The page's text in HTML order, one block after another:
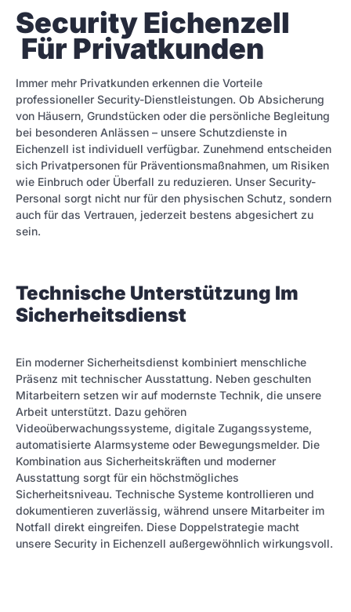
Security Eichenzell
Für Privatkunden
Immer mehr Privatkunden erkennen die Vorteile
professioneller Security-Dienstleistungen. Ob Absicherung
von Häusern, Grundstücken oder die persönliche Begleitung
bei besonderen Anlässen – unsere Schutzdienste in
Eichenzell ist individuell verfügbar. Zunehmend entscheiden
sich Privatpersonen für Präventionsmaßnahmen, um Risiken
wie Einbruch oder Überfall zu reduzieren. Unser Security-
Personal sorgt nicht nur für den physischen Schutz, sondern
auch für das Vertrauen, jederzeit bestens abgesichert zu
sein.
Technische Unterstützung Im
Sicherheitsdienst
Ein moderner Sicherheitsdienst kombiniert menschliche
Präsenz mit technischer Ausstattung. Neben geschulten
Mitarbeitern setzen wir auf modernste Technik, die unsere
Arbeit unterstützt. Dazu gehören
Videoüberwachungssysteme, digitale Zugangssysteme,
automatisierte Alarmsysteme oder Bewegungsmelder. Die
Kombination aus Sicherheitskräften und moderner
Ausstattung sorgt für ein höchstmögliches
Sicherheitsniveau. Technische Systeme kontrollieren und
dokumentieren zuverlässig, während unsere Mitarbeiter im
Notfall direkt eingreifen. Diese Doppelstrategie macht
unsere Security in Eichenzell außergewöhnlich wirkungsvoll.